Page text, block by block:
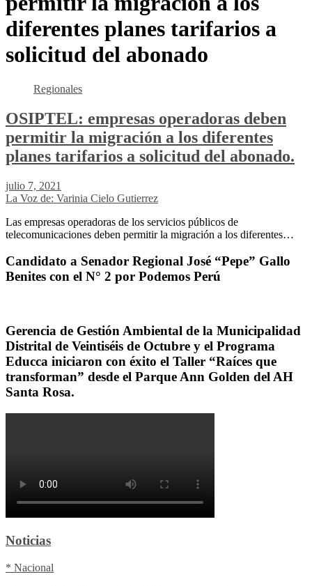
diferentes planes tarifarios a
solicitud del abonado
Regionales
OSIPTEL: empresas operadoras deben
permitir la migración a los diferentes
planes tarifarios a solicitud del abonado.
julio 7, 2021
La Voz de: Varinia Cielo Gutierrez
Las empresas operadoras de los servicios públicos de
telecomunicaciones deben permitir la migración a los diferentes…
Candidato a Senador Regional José “Pepe” Gallo
Benites con el N° 2 por Podemos Perú
Gerencia de Gestión Ambiental de la Municipalidad
Distrital de Veintiséis de Octubre y el Programa
Educca iniciaron con éxito el Taller “Raíces que
transforman” desde el Parque Ann Golden del AH
Santa Rosa.
Noticias
* Nacional